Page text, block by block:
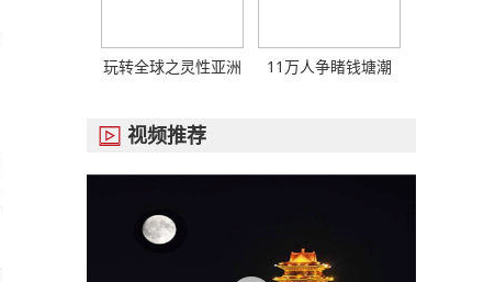
玩转全球之灵性亚洲 11万人争睹钱塘潮
 视频推荐